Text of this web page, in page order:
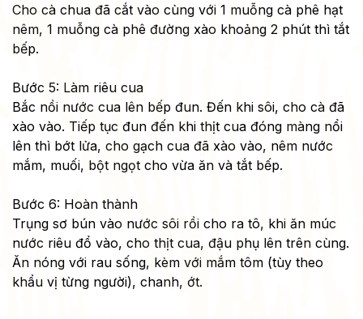
Cho cà chua đã cắt vào cùng với 1 muỗng cà phê hạt
nêm, 1 muỗng cà phê đường xào khoảng 2 phút thì tắt
bếp.
Bước 5: Làm riêu cua
Bắc nồi nước cua lên bếp đun. Đến khi sôi, cho cà đã
xào vào. Tiếp tục đun đến khi thịt cua đóng màng nổi
lên thì bớt lửa, cho gạch cua đã xào vào, nêm nước
mắm, muối, bột ngọt cho vừa ăn và tắt bếp.
Bước 6: Hoàn thành
Trụng sơ bún vào nước sôi rồi cho ra tô, khi ăn múc
nước riêu đổ vào, cho thịt cua, đậu phụ lên trên cùng.
Ăn nóng với rau sống, kèm với mắm tôm (tùy theo
khẩu vị từng người), chanh, ớt.